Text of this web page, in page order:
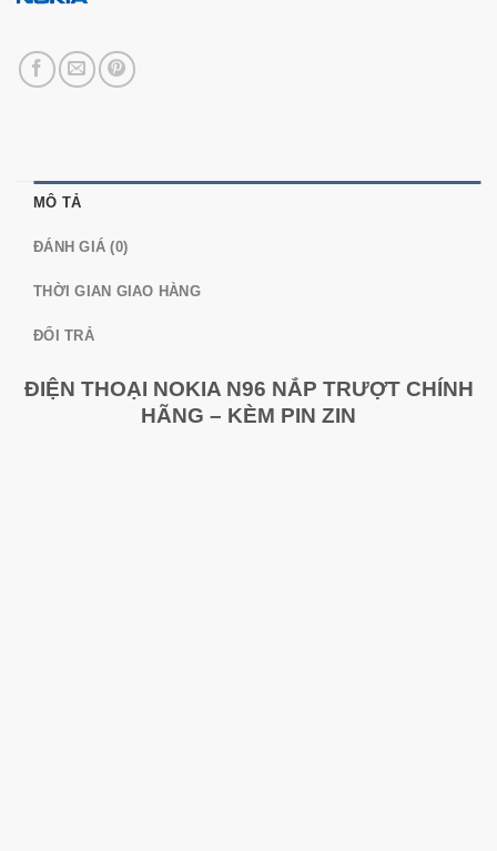
MÔ TẢ
ĐÁNH GIÁ (0)
THỜI GIAN GIAO HÀNG
ĐỔI TRẢ
ĐIỆN THOẠI NOKIA N96 NẮP TRƯỢT CHÍNH
HÃNG – KÈM PIN ZIN